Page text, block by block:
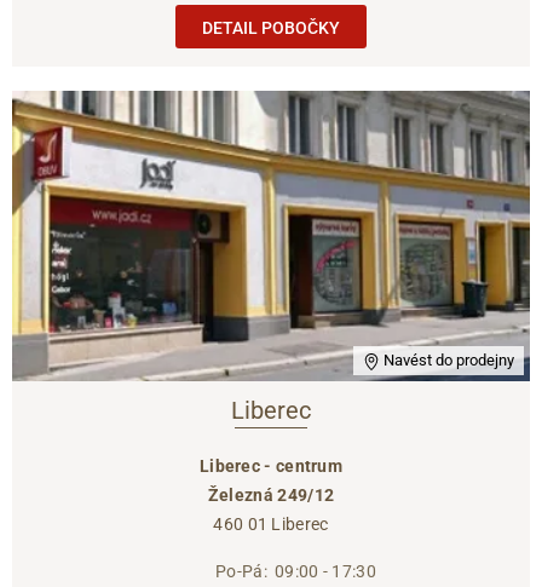
DETAIL POBOČKY
Navést do prodejny
Liberec
Liberec - centrum
Železná 249/12
460 01 Liberec
Po-Pá: 09:00 - 17:30